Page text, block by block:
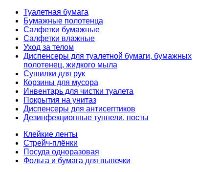
Туалетная бумага
Бумажные полотенца
Салфетки бумажные
Салфетки влажные
Уход за телом
Диспенсеры для туалетной бумаги, бумажных
полотенец, жидкого мыла
Сушилки для рук
Корзины для мусора
Инвентарь для чистки туалета
Покрытия на унитаз
Диспенсеры для антисептиков
Дезинфекционные туннели, посты
Клейкие ленты
Стрейч-плёнки
Посуда одноразовая
Фольга и бумага для выпечки